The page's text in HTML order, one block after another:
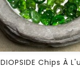
DIOPSIDE Chips À